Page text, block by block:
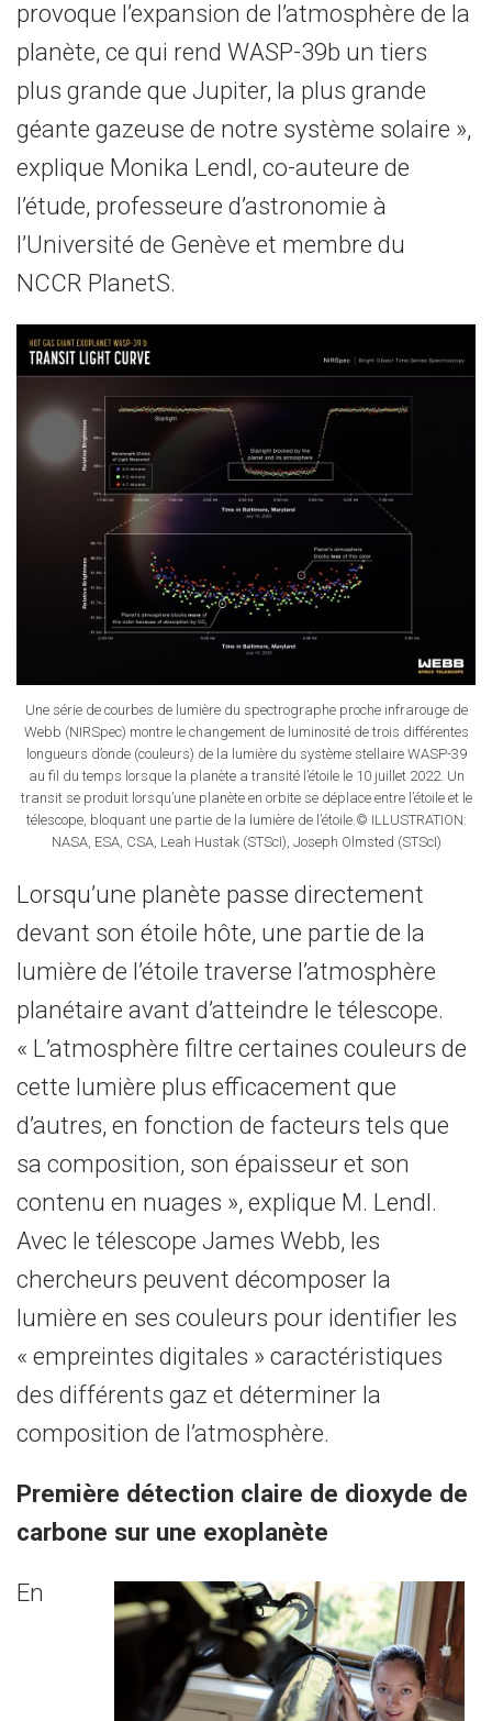
provoque l’expansion de l’atmosphère de la
planète, ce qui rend WASP-39b un tiers
plus grande que Jupiter, la plus grande
géante gazeuse de notre système solaire »,
explique Monika Lendl, co-auteure de
l’étude, professeure d’astronomie à
l’Université de Genève et membre du
NCCR PlanetS.
Une série de courbes de lumière du spectrographe proche infrarouge de
Webb (NIRSpec) montre le changement de luminosité de trois différentes
longueurs d’onde (couleurs) de la lumière du système stellaire WASP-39
au fil du temps lorsque la planète a transité l’étoile le 10 juillet 2022. Un
transit se produit lorsqu’une planète en orbite se déplace entre l’étoile et le
télescope, bloquant une partie de la lumière de l’étoile.© ILLUSTRATION:
NASA, ESA, CSA, Leah Hustak (STScI), Joseph Olmsted (STScI)
Lorsqu’une planète passe directement
devant son étoile hôte, une partie de la
lumière de l’étoile traverse l’atmosphère
planétaire avant d’atteindre le télescope.
« L’atmosphère filtre certaines couleurs de
cette lumière plus efficacement que
d’autres, en fonction de facteurs tels que
sa composition, son épaisseur et son
contenu en nuages », explique M. Lendl.
Avec le télescope James Webb, les
chercheurs peuvent décomposer la
lumière en ses couleurs pour identifier les
« empreintes digitales » caractéristiques
des différents gaz et déterminer la
composition de l’atmosphère.
Première détection claire de dioxyde de
carbone sur une exoplanète
En